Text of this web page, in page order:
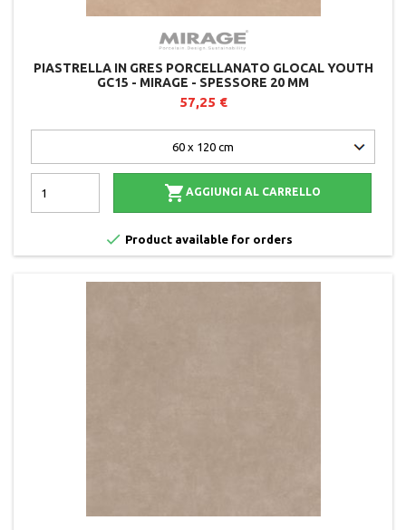
PIASTRELLA IN GRES PORCELLANATO GLOCAL YOUTH
GC15 - MIRAGE - SPESSORE 20 MM
57,25 €
 AGGIUNGI AL CARRELLO
 Product available for orders